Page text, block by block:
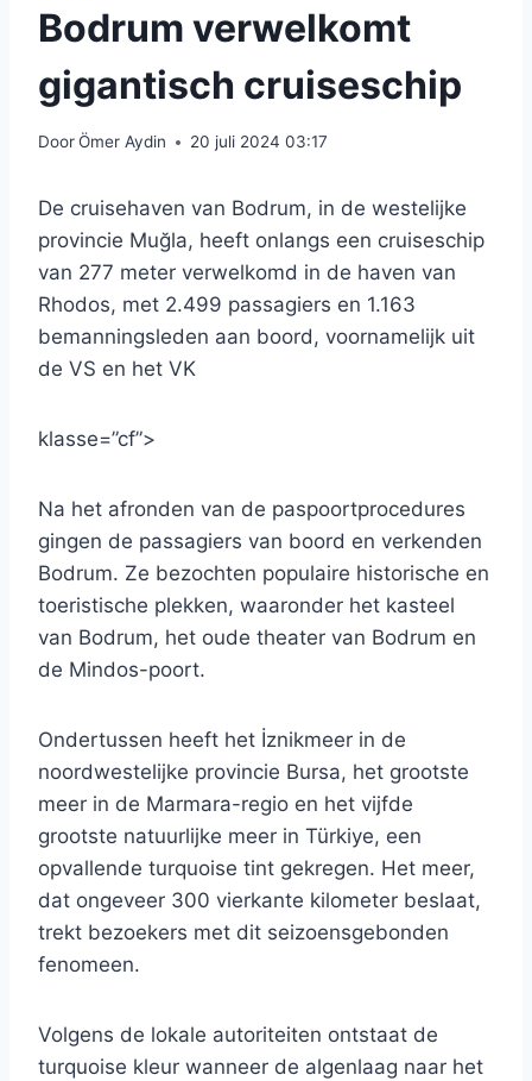
Bodrum verwelkomt
gigantisch cruiseschip
DoorÖmer Aydin 20 juli 2024 03:17
De cruisehaven van Bodrum, in de westelijke
provincie Muğla, heeft onlangs een cruiseschip
van 277 meter verwelkomd in de haven van
Rhodos, met 2.499 passagiers en 1.163
bemanningsleden aan boord, voornamelijk uit
de VS en het VK
klasse=”cf”>
Na het afronden van de paspoortprocedures
gingen de passagiers van boord en verkenden
Bodrum. Ze bezochten populaire historische en
toeristische plekken, waaronder het kasteel
van Bodrum, het oude theater van Bodrum en
de Mindos-poort.
Ondertussen heeft het İznikmeer in de
noordwestelijke provincie Bursa, het grootste
meer in de Marmara-regio en het vijfde
grootste natuurlijke meer in Türkiye, een
opvallende turquoise tint gekregen. Het meer,
dat ongeveer 300 vierkante kilometer beslaat,
trekt bezoekers met dit seizoensgebonden
fenomeen.
Volgens de lokale autoriteiten ontstaat de
turquoise kleur wanneer de algenlaag naar het